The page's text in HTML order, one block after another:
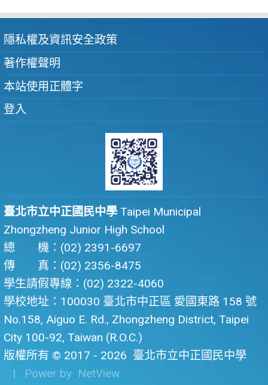
隱私權及資訊安全政策
著作權聲明
本站使用正體字
登入
臺北市立中正國民中學 Taipei Municipal
Zhongzheng Junior High School
總 機：(02) 2391-6697
傳 真：(02) 2356-8475
學生請假專線：(02) 2322-4060
學校地址：100030 臺北市中正區 愛國東路 158 號
No.158, Aiguo E. Rd., Zhongzheng District, Taipei
City 100-92, Taiwan (R.O.C.)
版權所有 © 2017 - 2026 臺北市立中正國民中學
| Power by NetView